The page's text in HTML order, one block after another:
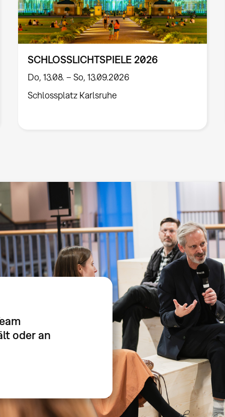
SCHLOSSLICHTSPIELE 2026
Do, 13.08. – So, 13.09.2026
Schlossplatz Karlsruhe
oder an